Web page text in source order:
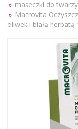
maseczki do twarzy
Macrovita
oliwek i białą herbatą